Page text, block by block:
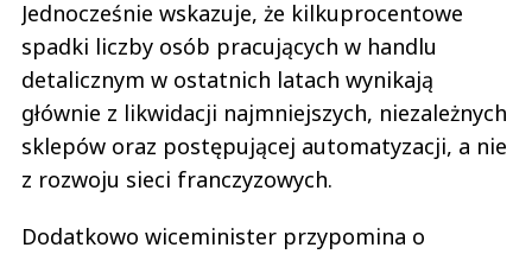
Jednocześnie wskazuje, że kilkuprocentowe
spadki liczby osób pracujących w handlu
detalicznym w ostatnich latach wynikają
głównie z likwidacji najmniejszych, niezależnych
sklepów oraz postępującej automatyzacji, a nie
z rozwoju sieci franczyzowych.
Dodatkowo wiceminister przypomina o